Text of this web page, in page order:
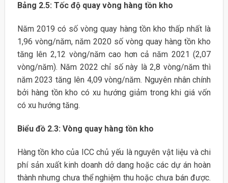
Bảng 2.5: Tốc độ quay vòng hàng tồn kho
Năm 2019 có số vòng quay hàng tồn kho thấp nhất là
1,96 vòng/năm, năm 2020 số vòng quay hàng tồn kho
tăng lên 2,12 vòng/năm cao hơn cả năm 2021 (2,07
vòng/năm). Năm 2022 chỉ số này là 2,8 vòng/năm thì
năm 2023 tăng lên 4,09 vòng/năm. Nguyên nhân chính
bởi hàng tồn kho có xu hướng giảm trong khi giá vốn
có xu hướng tăng.
Biểu đồ 2.3: Vòng quay hàng tồn kho
Hàng tồn kho của ICC chủ yếu là nguyên vật liệu và chi
phí sản xuất kinh doanh dở dang hoặc các dự án hoàn
thành nhưng chưa thể nghiệm thu hoặc chưa bán được.